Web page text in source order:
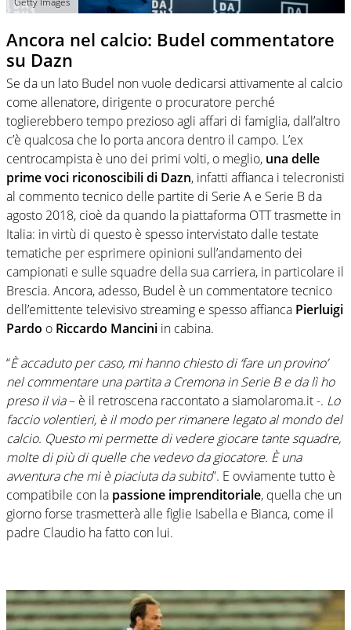
Ancora nel calcio: Budel commentatore
su Dazn
Se da un lato Budel non vuole dedicarsi attivamente al calcio
come allenatore, dirigente o procuratore perché
toglierebbero tempo prezioso agli affari di famiglia, dall’altro
c’è qualcosa che lo porta ancora dentro il campo. L’ex
centrocampista è uno dei primi volti, o meglio, una delle
prime voci riconoscibili di Dazn, infatti affianca i telecronisti
al commento tecnico delle partite di Serie A e Serie B da
agosto 2018, cioè da quando la piattaforma OTT trasmette in
Italia: in virtù di questo è spesso intervistato dalle testate
tematiche per esprimere opinioni sull’andamento dei
campionati e sulle squadre della sua carriera, in particolare il
Brescia. Ancora, adesso, Budel è un commentatore tecnico
dell’emittente televisivo streaming e spesso affianca Pierluigi
Pardo o Riccardo Mancini in cabina.
“È accaduto per caso, mi hanno chiesto di ‘fare un provino’
nel commentare una partita a Cremona in Serie B e da lì ho
preso il via– è il retroscena raccontato a siamolaroma.it -. Lo
faccio volentieri, è il modo per rimanere legato al mondo del
calcio. Questo mi permette di vedere giocare tante squadre,
molte di più di quelle che vedevo da giocatore. È una
avventura che mi è piaciuta da subito”. E ovviamente tutto è
compatibile con la passione imprenditoriale, quella che un
giorno forse trasmetterà alle figlie Isabella e Bianca, come il
padre Claudio ha fatto con lui.